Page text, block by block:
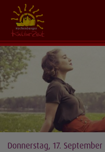
Donnerstag, 17.